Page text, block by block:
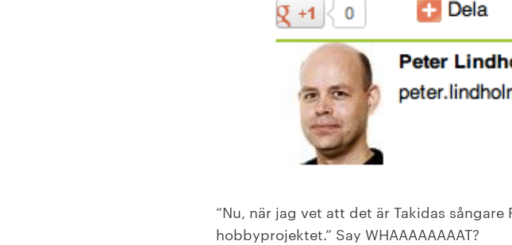
“Nu, när jag vet att det är Takidas
hobbyprojektet.” Say WHAAAAAAAAT?